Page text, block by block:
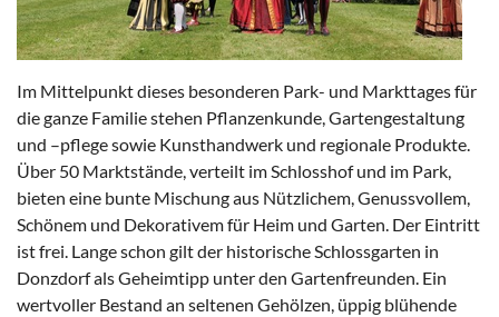
Im Mittelpunkt dieses besonderen Park- und Markttages für
die ganze Familie stehen Pflanzenkunde, Gartengestaltung
und –pflege sowie Kunsthandwerk und regionale Produkte.
Über 50 Marktstände, verteilt im Schlosshof und im Park,
bieten eine bunte Mischung aus Nützlichem, Genussvollem,
Schönem und Dekorativem für Heim und Garten. Der Eintritt
ist frei. Lange schon gilt der historische Schlossgarten in
Donzdorf als Geheimtipp unter den Gartenfreunden. Ein
wertvoller Bestand an seltenen Gehölzen, üppig blühende